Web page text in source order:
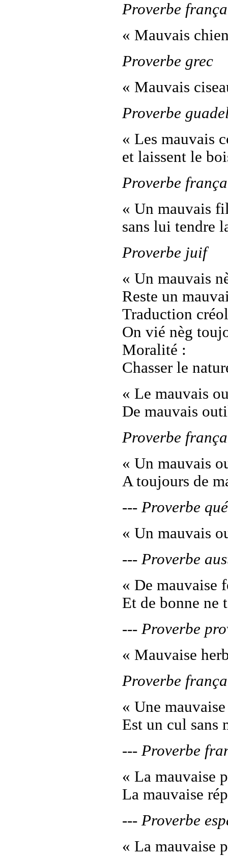
Proverbe
« Mauvais
Proverbe grec
« Mauvais
Proverbe
« Les mauvais
et laissent le
Proverbe
« Un mauvais
sans lui tendre
Proverbe juif
« Un mauvais
Reste un
Traduction
On vié nèg
Moralité :
Chasser le
« Le mauvais
De mauvais
Proverbe
« Un mauvais
A toujours de
--- Proverbe
« Un mauvais
--- Proverbe
« De mauvaise
Et de bonne ne
--- Proverbe
« Mauvaise
Proverbe
« Une
Est un cul sans
--- Proverbe
« La mauvaise
La mauvaise
--- Proverbe
« La mauvaise